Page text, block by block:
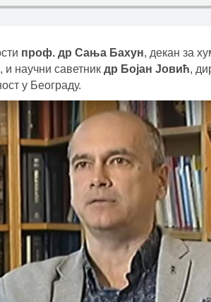
проф. др Сања Бахун, декан за
и научни саветник др Бојан Јовић,
у Београду.